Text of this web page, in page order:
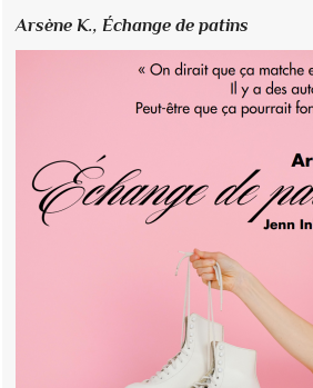
Arsène K.,Échange de patins